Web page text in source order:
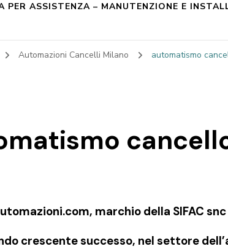
PER ASSISTENZA – MANUTENZIONE E
Automazioni Cancelli Milano automatismo
marchio della SIFAC
crescente successo, nel settore